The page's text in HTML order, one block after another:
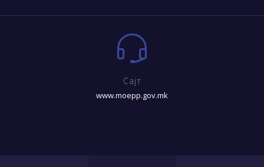
Сајт
www.moepp.gov.mk